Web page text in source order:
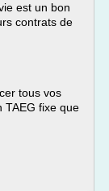
est un bon
contrats de
tous vos
TAEG fixe que